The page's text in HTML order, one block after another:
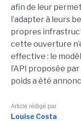
afin de leur
l’adapter à leurs
propres
cette ouverture
effective : le
l’API proposée
poids a été
Article rédigé par
Louise Costa